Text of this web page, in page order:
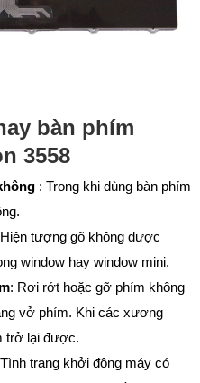
bàn phím
3558
: Trong khi dùng bàn phím
tượng gõ không được
window hay window mini.
: Rơi rớt hoặc gỡ phím không
vở phím. Khi các xương
trở lại được.
trạng khởi động máy có